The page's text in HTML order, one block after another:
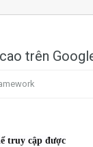
trên
truy cập được